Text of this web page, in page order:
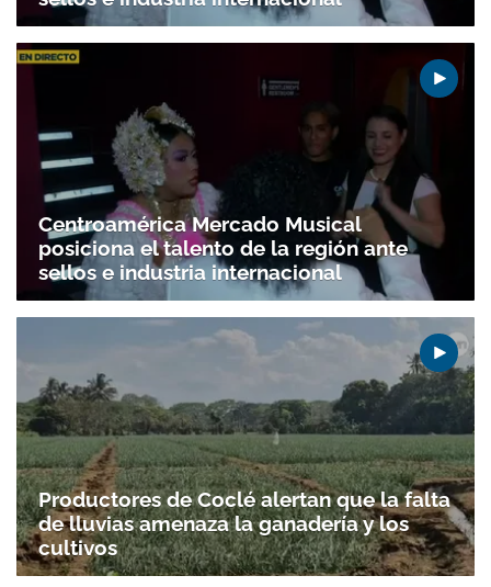
Gracias por suscribirte a nuestro boletín.
Centroamérica Mercado Musical
posiciona el talento de la región ante
sellos e industria internacional
Productores de Coclé alertan que la falta
de lluvias amenaza la ganadería y los
cultivos